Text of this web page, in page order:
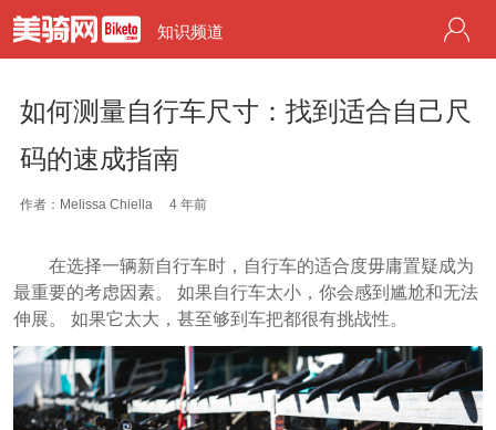
知识频道
如何测量自行车尺寸：找到适合自己尺
码的速成指南
作者：Melissa Chiella 4 年前
在选择一辆新自行车时，自行车的适合度毋庸置疑成为
最重要的考虑因素。 如果自行车太小，你会感到尴尬和无法
伸展。 如果它太大，甚至够到车把都很有挑战性。